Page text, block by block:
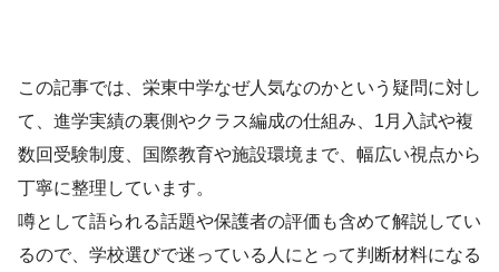
この記事では、栄東中学なぜ人気なのかという疑問に対し
て、進学実績の裏側やクラス編成の仕組み、1月入試や複
数回受験制度、国際教育や施設環境まで、幅広い視点から
丁寧に整理しています。
噂として語られる話題や保護者の評価も含めて解説してい
るので、学校選びで迷っている人にとって判断材料になる